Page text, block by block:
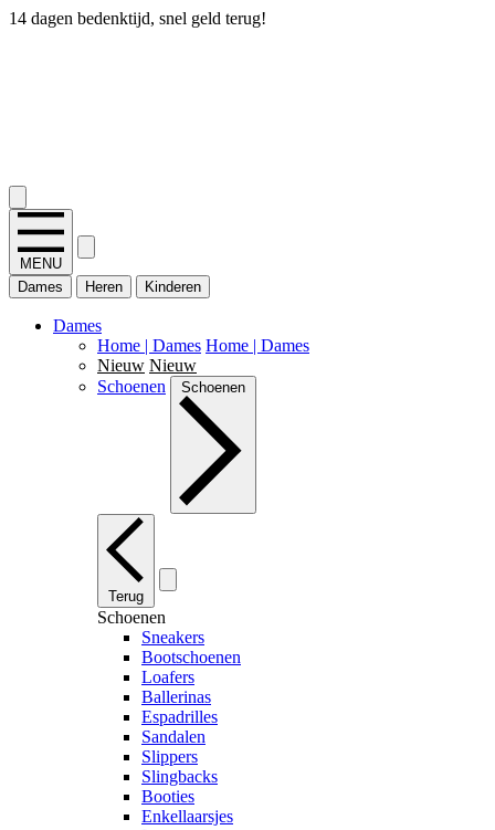
14 dagen bedenktijd, snel geld terug!
MENU
Dames
Heren Kinderen
Dames
Home | Dames Home | Dames
Nieuw Nieuw
Schoenen
Schoenen
Terug
Schoenen
Sneakers
Bootschoenen
Loafers
Ballerinas
Espadrilles
Sandalen
Slippers
Slingbacks
Booties
Enkellaarsjes